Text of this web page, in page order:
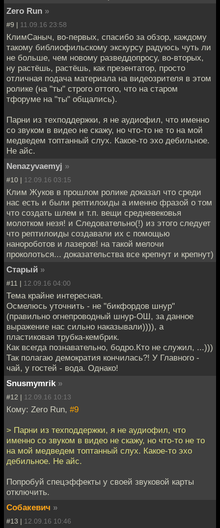
Zero Run »
#9 | 11.09.16 23:58
КлимСаныч, во-первых, спасибо за обзор, каждому
такому библиофильскому экскурсу радуюсь чуть ли
не больше, чем новому разведдопросу, во-вторых,
ну растёшь, растёшь, как презентатор, просто
отличная подача материала на видеозрителя в этом
ролике (на "ты" строго оттого, что на старом
тфоруме на "ты" общались).
Парни из техподдержки, я не аудиофил, что именно
со звуком в видео не скажу, но что-то не то на мой
медведем топтанный слух. Какое-то эхо дебильное.
Не айс.
Nenazyvaemyj »
#10 | 12.09.16 03:15
Клим Жуков в прошлом ролике доказал что среди
нас есть и были рептилоиды а именно фразой о том
что создать шлем и т.п. вещи средневековья
молотком незя! и Следовательно(!) из этого следует
что рептилоиды создавали их с помощью
нанороботов и лазеров! на такой мелочи
проколоться... доказательства все крепнут и крепнут)
Старый »
#11 | 12.09.16 04:00
Тема крайне интересная.
Осмелюсь уточнить - не "бикфордов шнур"
(правильно огнепроводный шнур-ОШ, за данное
выражение нас сильно наказывали)))), а
пластиковая трубка-кембрик.
Как всегда познавательно, бодро.Кто не служил, ...)))
Так полагаю демократия кончилась?! У Главного -
чай, у гостей - вода. Однако!
Snusmymrik »
#12 | 12.09.16 10:13
Кому: Zero Run, #9
> Парни из техподдержки, я не аудиофил, что
именно со звуком в видео не скажу, но что-то не то
на мой медведем топтанный слух. Какое-то эхо
дебильное. Не айс.
Попробуй спецэффекты у своей звуковой карты
отключить.
Собакевич »
#13 | 12.09.16 10:46